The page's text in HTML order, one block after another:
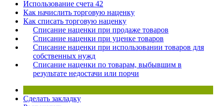
Бератор
«Практическая энциклопедия бухгалтера»
Материалы электронного журнала
«Нормативные акты для бухгалтера»
Материалы электронного журнала
«Практическая бухгалтерия»
Онлайн-сервисы «Учетная политика» и «Алгоритмы
Использование счета 42
Как начислить торговую наценку
Как списать торговую наценку
Списание наценки при продаже товаров
Списание наценки при уценке товаров
Списание наценки при использовании товаров для
собственных нужд
Списание наценки по товарам, выбывшим в
результате недостачи или порчи
Сделать закладку